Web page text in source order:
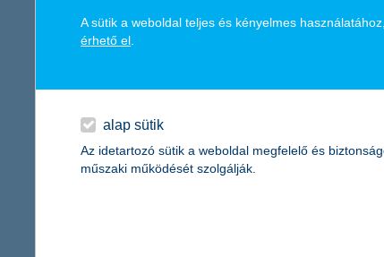
2024.10.14.
A tavaly bevezetett mobilbankos kockázati életbiztosítás
szolgáltatással az ügyfelek a K&H mobilbankban tudnak
A sütik a weboldal teljes és kényelmes
érhető el
alap sütik
Az idetartozó sütik a weboldal megfelelő és
műszaki működését szolgálják.